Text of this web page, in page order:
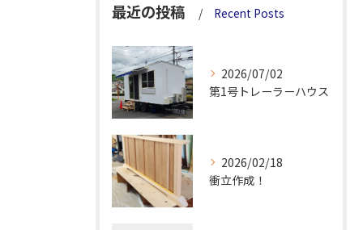
最近の投稿 Recent Posts
2026/07/02
第1号トレーラーハウス
2026/02/18
衝立作成！